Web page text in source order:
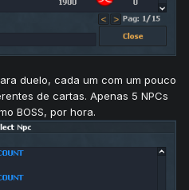
duelo, cada um com um pouco
de cartas. Apenas 5 NPCs
BOSS, por hora.